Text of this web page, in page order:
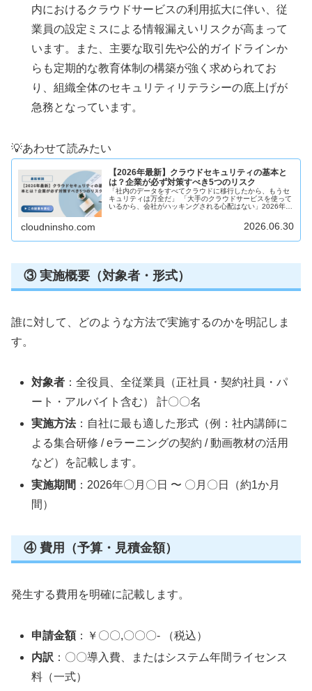
内におけるクラウドサービスの利用拡大に伴い、従
業員の設定ミスによる情報漏えいリスクが高まって
います。また、主要な取引先や公的ガイドラインか
らも定期的な教育体制の構築が強く求められてお
り、組織全体のセキュリティリテラシーの底上げが
急務となっています。
💡あわせて読みたい
【2026年最新】クラウドセキュリティの基本と
は？企業が必ず対策すべき5つのリスク
「社内のデータをすべてクラウドに移行したから、もうセ
キュリティは万全だ」 「大手のクラウドサービスを使って
いるから、会社がハッキングされる心配はない」2026年現
cloudninsho.com 2026.06.30
③ 実施概要（対象者・形式）
誰に対して、どのような方法で実施するのかを明記しま
す。
対象者 ：全役員、全従業員（正社員・契約社員・パ
ート・アルバイト含む） 計〇〇名
実施方法：自社に最も適した形式（例：社内講師に
よる集合研修 / eラーニングの契約 / 動画教材の活用
など）を記載します。
実施期間 ：2026年〇月〇日 〜 〇月〇日（約1か月
間）
④ 費用（予算・見積金額）
発生する費用を明確に記載します。
申請金額：￥〇〇,〇〇〇- （税込）
内訳 ：〇〇導入費、またはシステム年間ライセンス
料（一式）